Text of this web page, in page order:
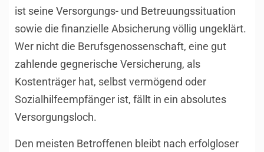
ist seine Versorgungs- und Betreuungssituation
sowie die finanzielle Absicherung völlig ungeklärt.
Wer nicht die Berufsgenossenschaft, eine gut
zahlende gegnerische Versicherung, als
Kostenträger hat, selbst vermögend oder
Sozialhilfeempfänger ist, fällt in ein absolutes
Versorgungsloch.
Den meisten Betroffenen bleibt nach erfolgloser